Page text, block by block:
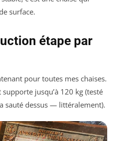
surface.
étape par
pour toutes mes chaises.
jusqu’à 120 kg (testé
sauté dessus — littéralement).